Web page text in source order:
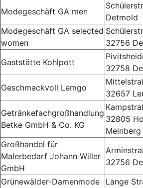
Modegeschäft GA men
Detmold
Modegeschäft GA selected
women
32756
Gaststätte Kohlpott
32758
Geschmackvoll Lemgo
32657
Getränkefachgroßhandlung
Betke GmbH & Co. KG
32805
Meinberg
Großhandel für
Malerbedarf Johann Willer
GmbH
32756
Grünewälder-Damenmode
Lange